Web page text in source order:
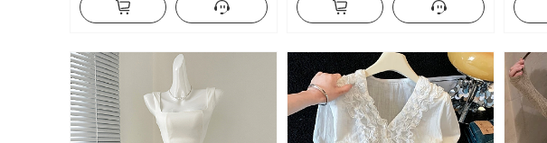
Camiseta Feminino
Calças
Alça